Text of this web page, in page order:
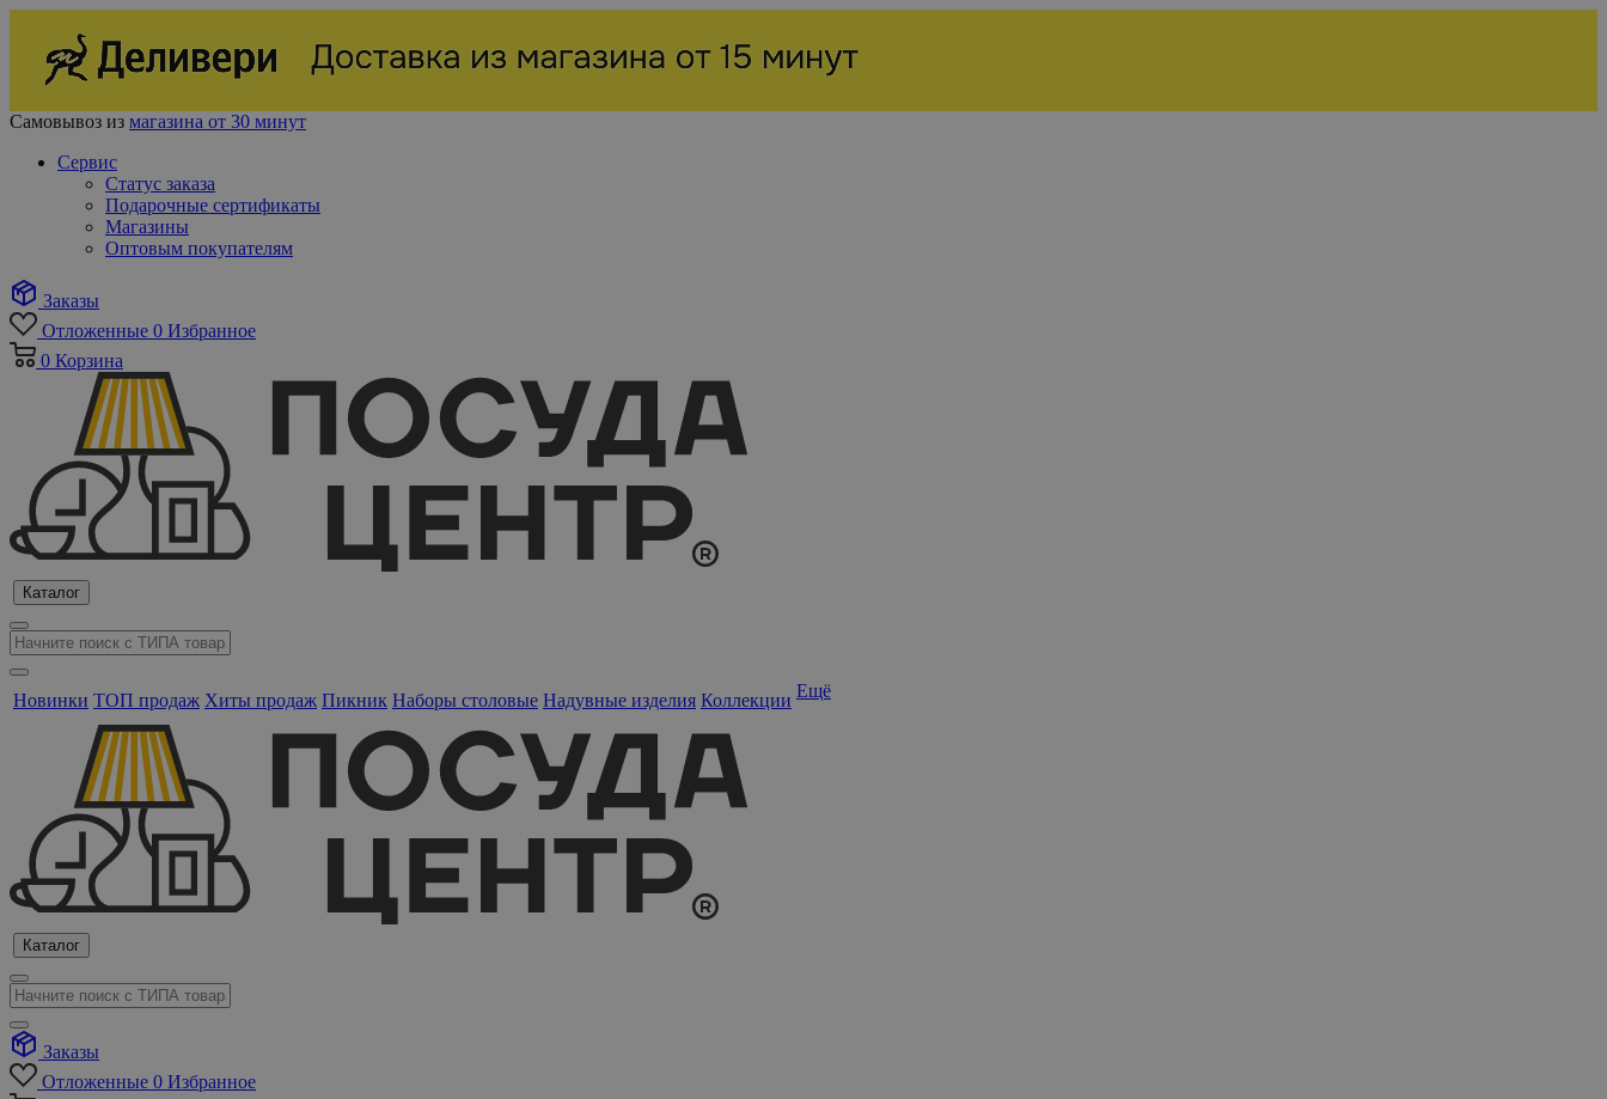
Самовывоз из магазина от 30 минут
Сервис
Статус заказа
Подарочные сертификаты
Магазины
Оптовым покупателям
Заказы
Отложенные 0 Избранное
0 Корзина
Каталог
Новинки ТОП продаж Хиты продаж Пикник Наборы столовые Надувные изделия Коллекции Ещё
Каталог
Заказы
Отложенные 0 Избранное